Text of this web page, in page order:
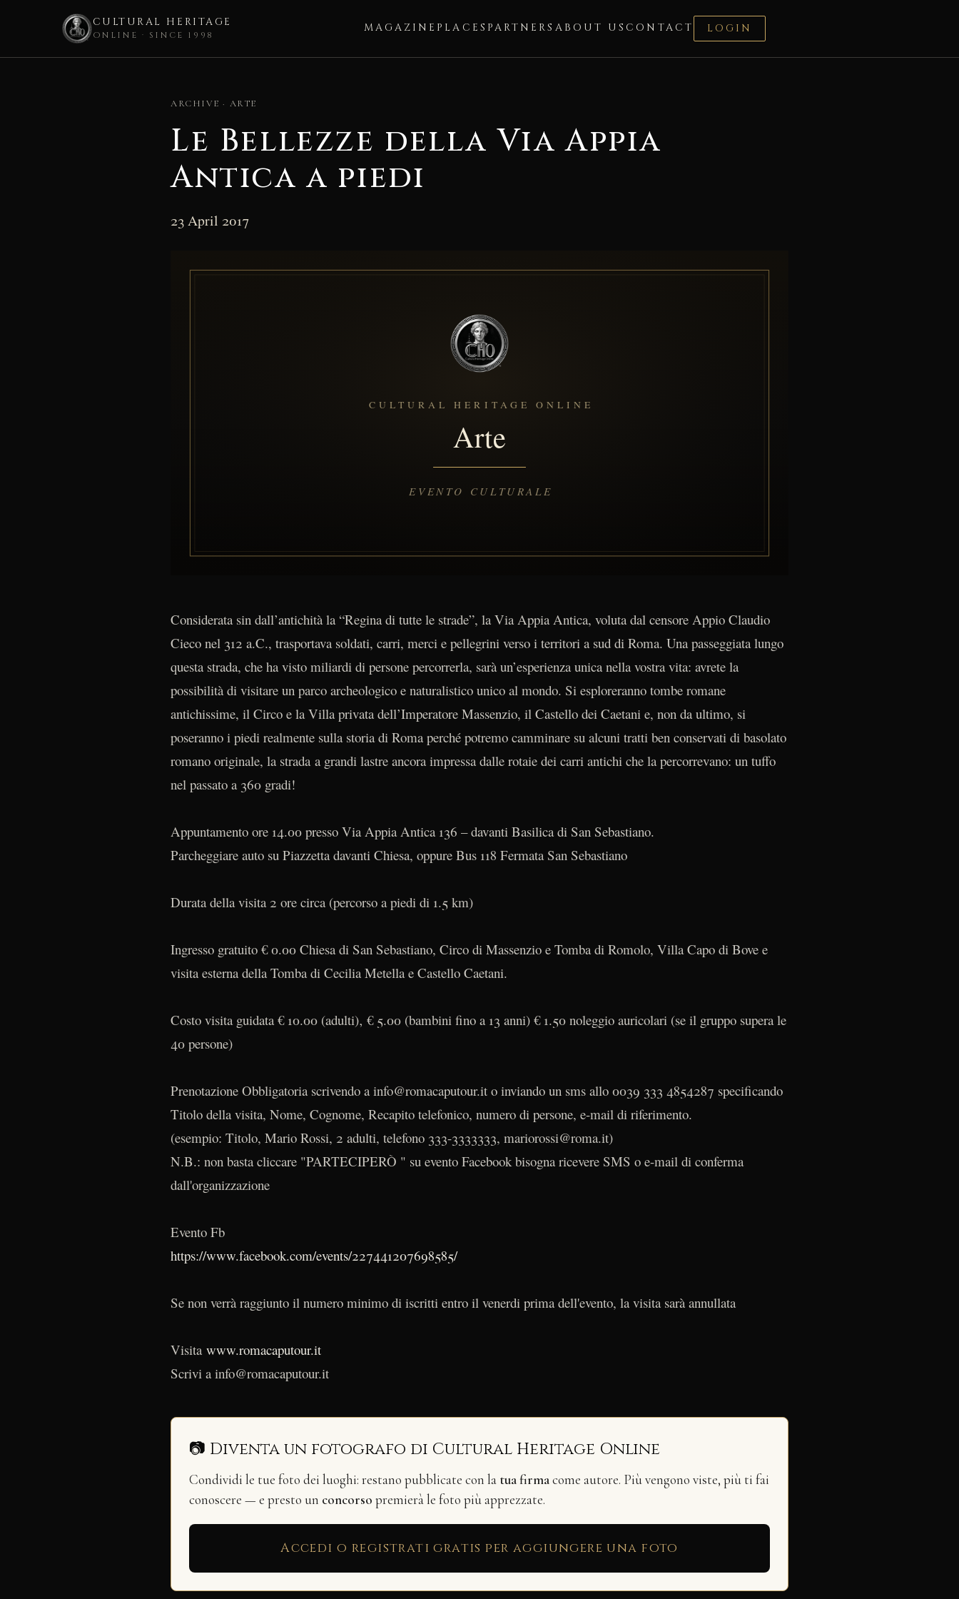
CULTURAL HERITAGE
ONLINE · SINCE 1998
MAGAZINE PLACES PARTNERS ABOUT US CONTACT LOGIN
ARCHIVE · ARTE
Le Bellezze della Via Appia
Antica a piedi
23 April 2017
Considerata sin dall’antichità la “Regina di tutte le strade”, la Via Appia Antica, voluta dal censore Appio Claudio
Cieco nel 312 a.C., trasportava soldati, carri, merci e pellegrini verso i territori a sud di Roma. Una passeggiata lungo
questa strada, che ha visto miliardi di persone percorrerla, sarà un’esperienza unica nella vostra vita: avrete la
possibilità di visitare un parco archeologico e naturalistico unico al mondo. Si esploreranno tombe romane
antichissime, il Circo e la Villa privata dell’Imperatore Massenzio, il Castello dei Caetani e, non da ultimo, si
poseranno i piedi realmente sulla storia di Roma perché potremo camminare su alcuni tratti ben conservati di basolato
romano originale, la strada a grandi lastre ancora impressa dalle rotaie dei carri antichi che la percorrevano: un tuffo
nel passato a 360 gradi!
Appuntamento ore 14.00 presso Via Appia Antica 136 – davanti Basilica di San Sebastiano.
Parcheggiare auto su Piazzetta davanti Chiesa, oppure Bus 118 Fermata San Sebastiano
Durata della visita 2 ore circa (percorso a piedi di 1.5 km)
Ingresso gratuito € 0.00 Chiesa di San Sebastiano, Circo di Massenzio e Tomba di Romolo, Villa Capo di Bove e
visita esterna della Tomba di Cecilia Metella e Castello Caetani.
Costo visita guidata € 10.00 (adulti)‚ € 5.00 (bambini fino a 13 anni) € 1.50 noleggio auricolari (se il gruppo supera le
40 persone)
Prenotazione Obbligatoria scrivendo a info@romacaputour.it o inviando un sms allo 0039 333 4854287 specificando
Titolo della visita, Nome, Cognome, Recapito telefonico, numero di persone, e-mail di riferimento.
(esempio: Titolo, Mario Rossi, 2 adulti, telefono 333-3333333, mariorossi@roma.it)
N.B.: non basta cliccare "PARTECIPERÒ " su evento Facebook bisogna ricevere SMS o e-mail di conferma
dall'organizzazione
Evento Fb
https://www.facebook.com/events/227441207698585/
Se non verrà raggiunto il numero minimo di iscritti entro il venerdi prima dell'evento, la visita sarà annullata
Visita www.romacaputour.it
Scrivi a info@romacaputour.it
📷 Diventa un fotografo di Cultural Heritage Online
Condividi le tue foto dei luoghi: restano pubblicate con la tua firmacome autore. Più vengono viste, più ti fai
conoscere — e presto un concorso premierà le foto più apprezzate.
Accedi o registrati gratis per aggiungere una foto